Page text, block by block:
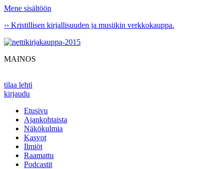
Mene sisältöön
›› Kristillisen kirjallisuuden ja musiikin verkkokauppa.
MAINOS
tilaa lehti
kirjaudu
Etusivu
Ajankohtaista
Näkökulmia
Kasvot
Ilmiöt
Raamattu
Podcastit